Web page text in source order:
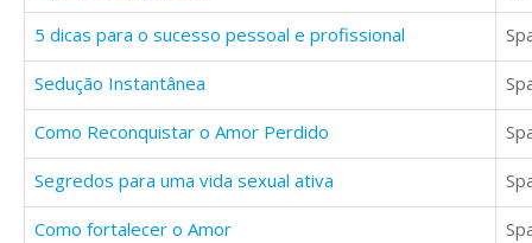
5 dicas para o sucesso pessoal e profissional
Sedução Instantânea
Como Reconquistar o Amor Perdido
Segredos para uma vida sexual ativa
Como fortalecer o Amor